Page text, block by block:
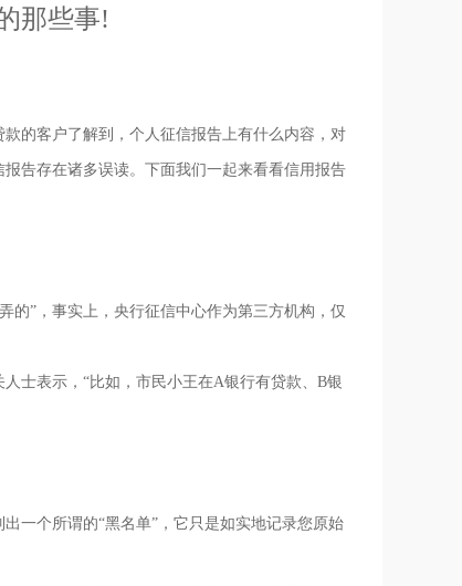
那些事!
的客户了解到，个人征信报告上有什么内容，对
告存在诸多误读。下面我们一起来看看信用报告
”，事实上，央行征信中心作为第三方机构，仅
士表示，“比如，市民小王在A银行有贷款、B银
一个所谓的“黑名单”，它只是如实地记录您原始